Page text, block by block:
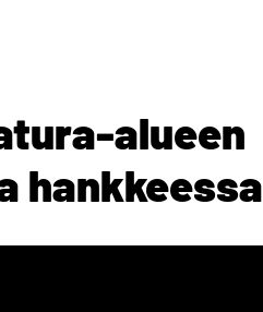
alueen
hankkeessa